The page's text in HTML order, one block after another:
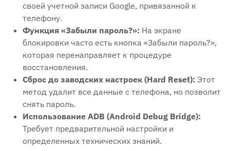
своей учетной записи Google, привязанной к
телефону.
Функция «Забыли пароль?»: На экране
блокировки часто есть кнопка «Забыли пароль?»,
которая перенаправляет к процедуре
восстановления.
Сброс до заводских настроек (Hard Reset): Этот
метод удалит все данные с телефона, но позволит
снять пароль.
Использование ADB (Android Debug Bridge):
Требует предварительной настройки и
определенных технических знаний.